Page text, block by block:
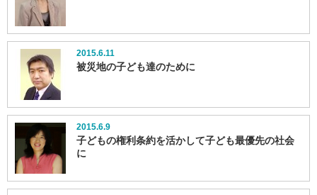
2015.6.11
被災地の子ども達のために
2015.6.9
子どもの権利条約を活かして子ども最優先の社会
に